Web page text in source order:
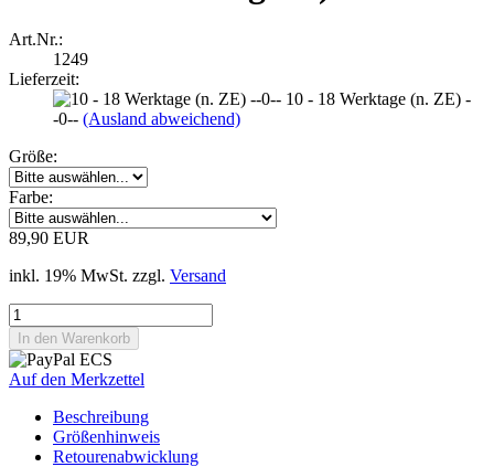
Art.Nr.:
1249
Lieferzeit:
10 - 18 Werktage (n. ZE) -
-0-- (Ausland abweichend)
Größe:
Farbe:
89,90 EUR
inkl. 19% MwSt. zzgl. Versand
Auf den Merkzettel
Beschreibung
Größenhinweis
Retourenabwicklung